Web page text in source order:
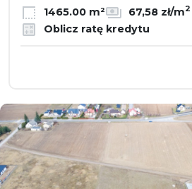
1465.00 m² 67,58 zł/m2
Oblicz ratę kredytu